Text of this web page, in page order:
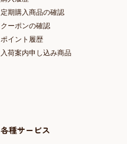
定期購入商品の確認
クーポンの確認
ポイント履歴
入荷案内申し込み商品
各種サービス